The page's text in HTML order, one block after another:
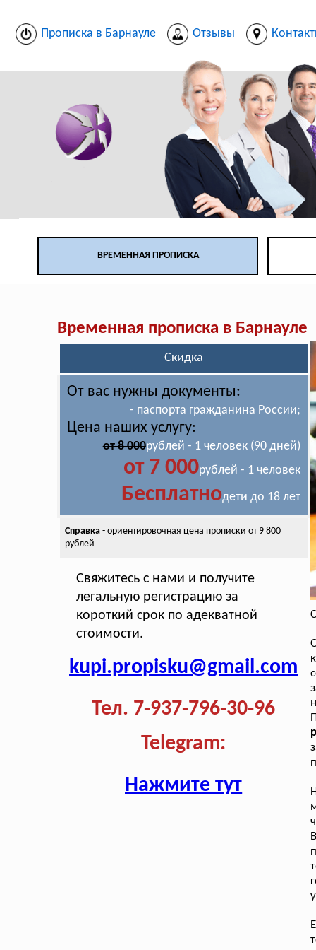
Прописка в Барнауле Отзывы
ВРЕМЕННАЯ ПРОПИСКА
Временная прописка в Барнауле
Скидка
От вас нужны документы:
- паспорта гражданина России;
Цена наших услугу:
от 8 000рублей - 1 человек (90 дней)
от 7 000рублей - 1 человек
Бесплатнодети до 18 лет
Справка- ориентировочная цена прописки от 9 800
рублей
Свяжитесь с нами и получите
легальную регистрацию за
короткий срок по адекватной
стоимости.
kupi.propisku@gmail.com
Тел. 7-937-796-30-96
Telegram:
Нажмите тут